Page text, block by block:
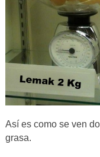
Así es como se ven
grasa.